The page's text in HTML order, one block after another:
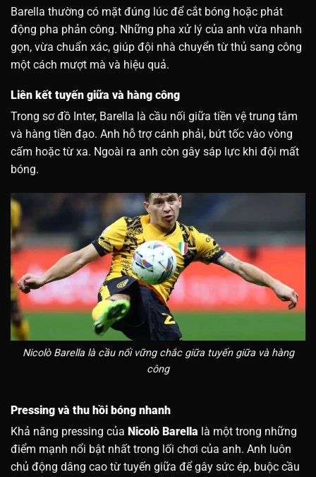
Barella thường có mặt đúng lúc để cắt bóng hoặc phát
động pha phản công. Những pha xử lý của anh vừa nhanh
gọn, vừa chuẩn xác, giúp đội nhà chuyển từ thủ sang công
một cách mượt mà và hiệu quả.
Liên kết tuyến giữa và hàng công
Trong sơ đồ Inter, Barella là cầu nối giữa tiền vệ trung tâm
và hàng tiền đạo. Anh hỗ trợ cánh phải, bứt tốc vào vòng
cấm hoặc từ xa. Ngoài ra anh còn gây sáp lực khi đội mất
bóng.
Nicolò Barella là cầu nối vững chắc giữa tuyến giữa và hàng
công
Pressing và thu hồi bóng nhanh
Khả năng pressing của Nicolò Barella là một trong những
điểm mạnh nổi bật nhất trong lối chơi của anh. Anh luôn
chủ động dâng cao từ tuyến giữa để gây sức ép, buộc cầu